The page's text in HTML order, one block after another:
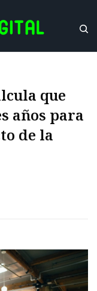
que
años para
de la